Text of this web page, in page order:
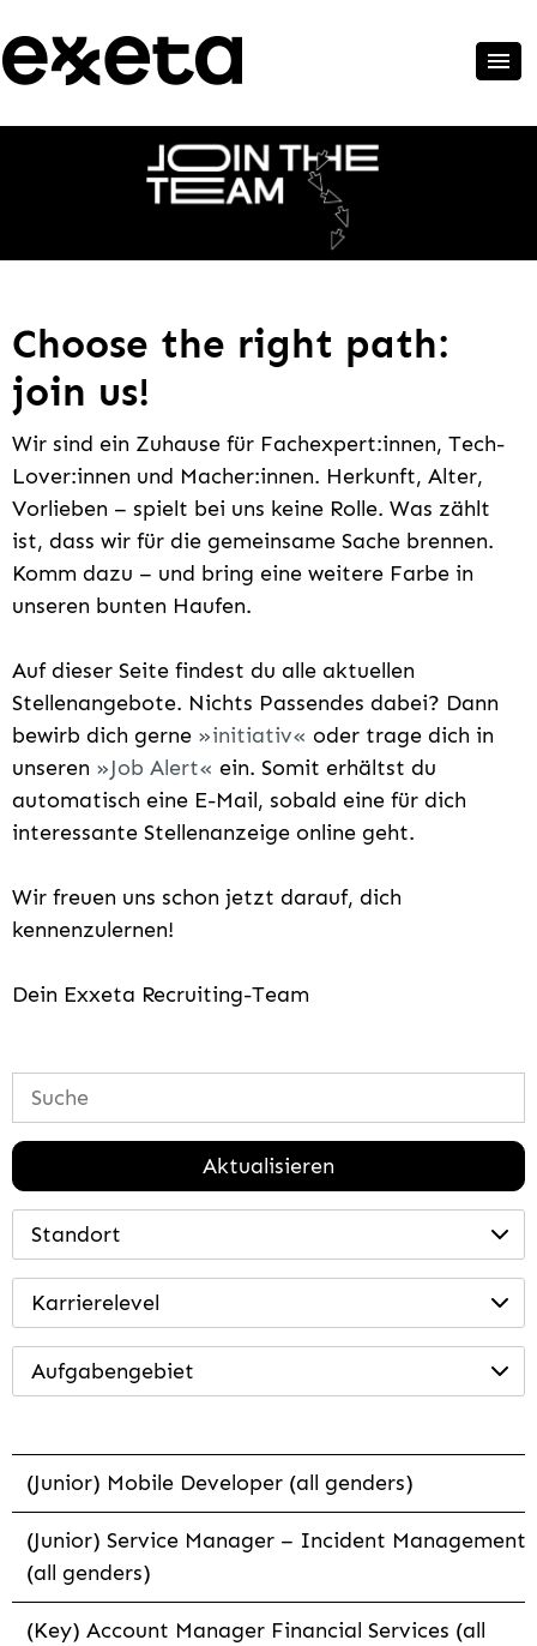
Choose the right path:
join us!
Wir sind ein Zuhause für Fachexpert:innen, Tech-
Lover:innen und Macher:innen. Herkunft, Alter,
Vorlieben – spielt bei uns keine Rolle. Was zählt
ist, dass wir für die gemeinsame Sache brennen.
Komm dazu – und bring eine weitere Farbe in
unseren bunten Haufen.
Auf dieser Seite findest du alle aktuellen
Stellenangebote. Nichts Passendes dabei? Dann
bewirb dich gerne
initiativ
oder trage dich in
unseren
Job Alert
ein. Somit erhältst du
automatisch eine E-Mail, sobald eine für dich
interessante Stellenanzeige online geht.
Wir freuen uns schon jetzt darauf, dich
kennenzulernen!
Dein Exxeta Recruiting-Team
Aktualisieren
Standort
Karrierelevel
Aufgabengebiet
(Junior) Mobile Developer (all genders)
(Junior) Service Manager – Incident Management
(all genders)
(Key) Account Manager Financial Services (all